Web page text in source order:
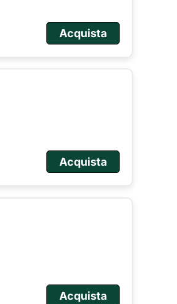
Acquista
Acquista
Acquista